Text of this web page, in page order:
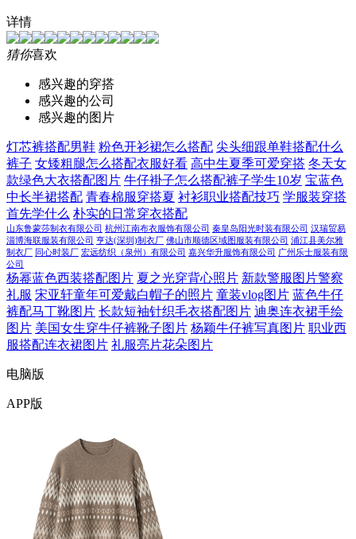
详情
猜你喜欢
感兴趣的穿搭
感兴趣的公司
感兴趣的图片
灯芯裤搭配男鞋 粉色开衫裙怎么搭配 尖头细跟单鞋搭配什么
裤子 女矮粗腿怎么搭配衣服好看 高中生夏季可爱穿搭 冬天女
款绿色大衣搭配图片 牛仔褂子怎么搭配裤子学生10岁 宝蓝色
中长半裙搭配 青春棉服穿搭夏 衬衫职业搭配技巧 学服装穿搭
首先学什么 朴实的日常穿衣搭配
山东鲁蒙莎制衣有限公司 杭州江南布衣服饰有限公司 秦皇岛阳光时装有限公司 汉瑞贸易
淄博海联服装有限公司 亨达(深圳)制衣厂 佛山市顺德区域图服装有限公司 浦江县美尔雅
制衣厂 同心时装厂 宏远纺织（泉州）有限公司 嘉兴华升服饰有限公司 广州乐士服装有限
公司
杨幂蓝色西装搭配图片 夏之光穿背心照片 新款警服图片警察
礼服 宋亚轩童年可爱戴白帽子的照片 童装vlog图片 蓝色牛仔
裤配马丁靴图片 长款短袖针织毛衣搭配图片 迪奥连衣裙手绘
图片 美国女生穿牛仔裤靴子图片 杨颖牛仔裤写真图片 职业西
服搭配连衣裙图片 礼服亮片花朵图片
电脑版
APP版